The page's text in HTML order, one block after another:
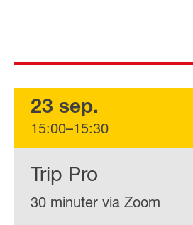
för dig som är anställd inom
23 sep.
15:00–15:30
Trip Pro
30 minuter via Zoom